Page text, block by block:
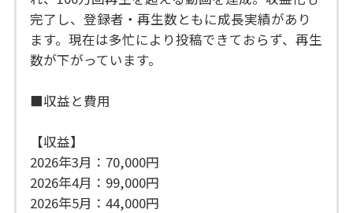
完了し、登録者・再生数ともに成長実績があり
ます。現在は多忙により投稿できておらず、再生
数が下がっています。
■収益と費用
【収益】
2026年3月：70,000円
2026年4月：99,000円
2026年5月：44,000円